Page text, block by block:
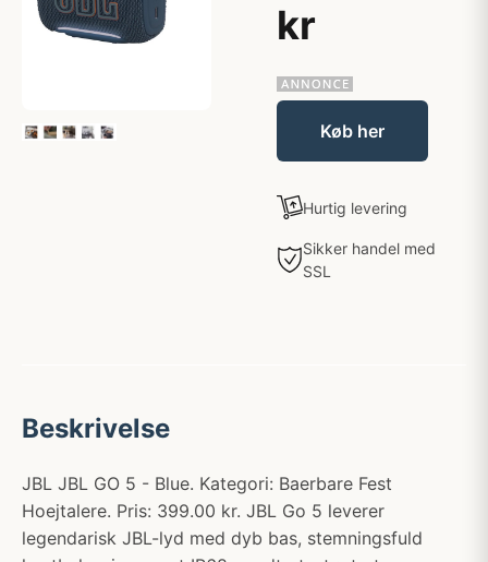
kr
Køb her
Hurtig levering
Sikker handel med
SSL
Beskrivelse
JBL JBL GO 5 - Blue. Kategori: Baerbare Fest
Hoejtalere. Pris: 399.00 kr. JBL Go 5 leverer
legendarisk JBL-lyd med dyb bas, stemningsfuld